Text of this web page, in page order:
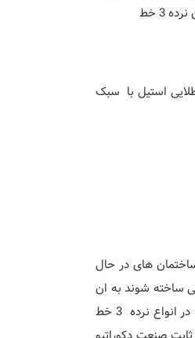
استیل با سبک
و حفاظت افراد برای جلوگیری از سقوط استفاده می شود , حدود 90 درصد از ساختمان های در حال
ساخته شوند به ان
نرده استیل خطی گفته می شود نرده های استیل خطی یکی از رایج ترین و محبوب ترین حفاظ ها برای راه پله ها محسوب شده که در انواع نرده 3 خط